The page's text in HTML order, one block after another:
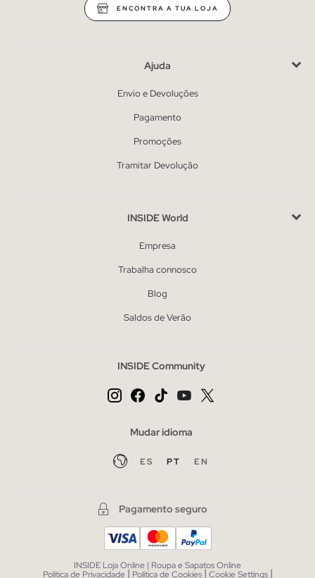
ENCONTRA A TUA LOJA
Ajuda
Envio e Devoluções
Pagamento
Promoções
Tramitar Devolução
INSIDE World
Empresa
Trabalha connosco
Blog
Saldos de Verão
INSIDE Community
Mudar idioma
ES PT EN
Pagamento seguro
INSIDE Loja Online | Roupa e Sapatos Online
Política de Privacidade | Política de Cookies | Cookie Settings |